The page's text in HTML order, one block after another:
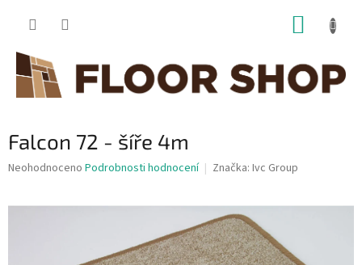
Falcon 72 - šíře 4m
Průměrné
Neohodnoceno Podrobnosti hodnocení Značka: Ivc Group